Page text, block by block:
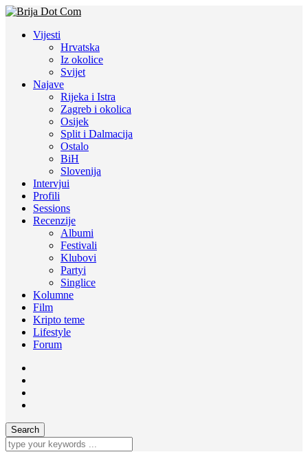
Vijesti
Hrvatska
Iz okolice
Svijet
Najave
Rijeka i Istra
Zagreb i okolica
Osijek
Split i Dalmacija
Ostalo
BiH
Slovenija
Intervjui
Profili
Sessions
Recenzije
Albumi
Festivali
Klubovi
Partyi
Singlice
Kolumne
Film
Kripto teme
Lifestyle
Forum